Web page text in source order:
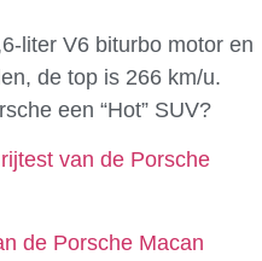
liter V6 biturbo motor en
de top is 266 km/u.
een “Hot” SUV?
van de Porsche
de Porsche Macan